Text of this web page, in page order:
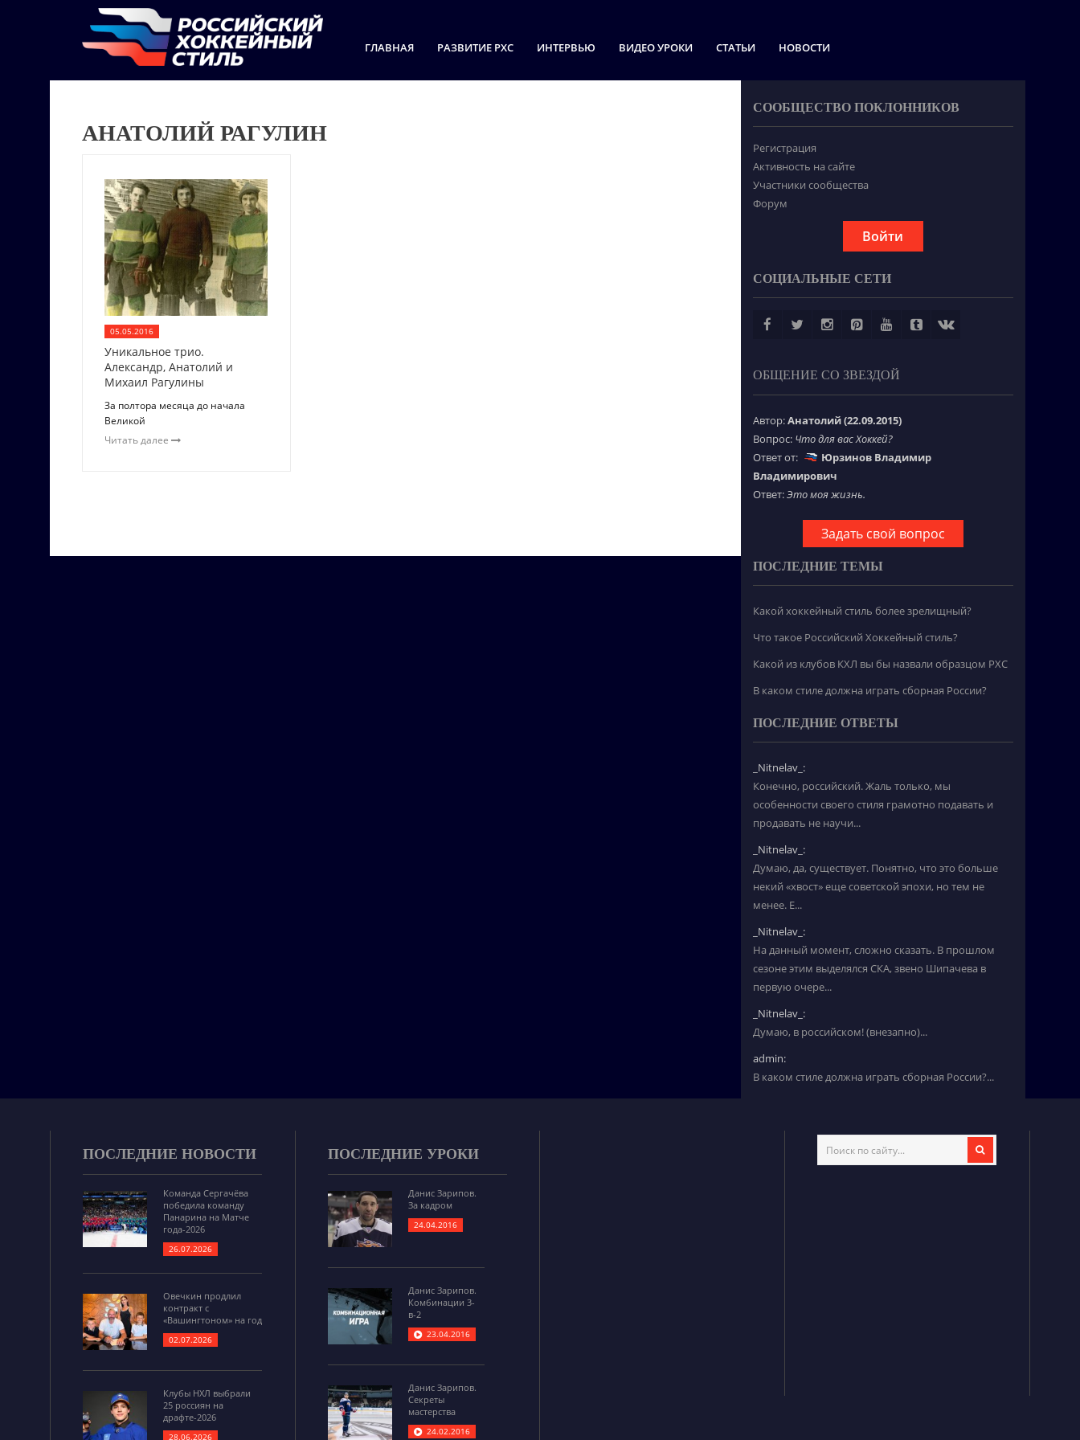
ГЛАВНАЯ РАЗВИТИЕ РХС ИНТЕРВЬЮ ВИДЕО УРОКИ СТАТЬИ НОВОСТИ
АНАТОЛИЙ РАГУЛИН
05.05.2016
Уникальное трио.
Александр, Анатолий и
Михаил Рагулины
За полтора месяца до начала
Великой
Читать далее
СООБЩЕСТВО ПОКЛОННИКОВ
Регистрация
Активность на сайте
Участники сообщества
Форум
Войти
СОЦИАЛЬНЫЕ СЕТИ
ОБЩЕНИЕ СО ЗВЕЗДОЙ
Автор:Анатолий (22.09.2015)
Вопрос: Что для вас Хоккей?
Ответ от:
Юрзинов Владимир
Владимирович
Ответ:Это моя жизнь.
Задать свой вопрос
ПОСЛЕДНИЕ ТЕМЫ
Какой хоккейный стиль более зрелищный?
Что такое Российский Хоккейный стиль?
Какой из клубов КХЛ вы бы назвали образцом РХС
В каком стиле должна играть сборная России?
ПОСЛЕДНИЕ ОТВЕТЫ
_Nitnelav_:
Конечно, российский. Жаль только, мы
особенности своего стиля грамотно подавать и
продавать не научи...
_Nitnelav_:
Думаю, да, существует. Понятно, что это больше
некий «хвост» еще советской эпохи, но тем не
менее. Е...
_Nitnelav_:
На данный момент, сложно сказать. В прошлом
сезоне этим выделялся СКА, звено Шипачева в
первую очере...
_Nitnelav_:
Думаю, в российском! (внезапно)...
admin:
В каком стиле должна играть сборная России?...
ПОСЛЕДНИЕ НОВОСТИ
Команда Сергачёва
победила команду
Панарина на Матче
года-2026
26.07.2026
Овечкин продлил
контракт с
«Вашингтоном» на год
02.07.2026
Клубы НХЛ выбрали
25 россиян на
драфте-2026
28.06.2026
ПОСЛЕДНИЕ УРОКИ
Данис Зарипов.
За кадром
24.04.2016
Данис Зарипов.
Комбинации 3-
в-2
23.04.2016
Данис Зарипов.
Секреты
мастерства
24.02.2016